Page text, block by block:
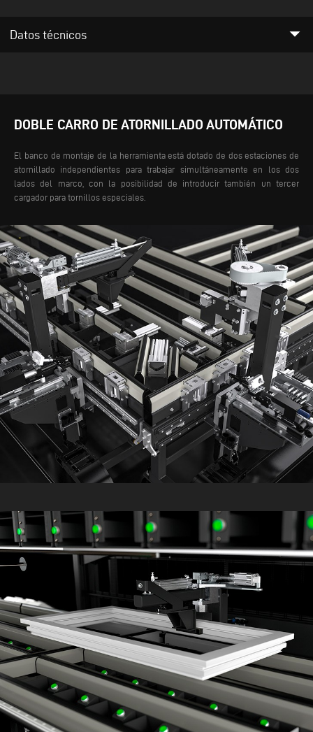
Datos técnicos arrow_drop_down
DOBLE CARRO DE ATORNILLADO AUTOMÁTICO
El banco de montaje de la herramienta está dotado de dos estaciones de
atornillado independientes para trabajar simultáneamente en los dos
lados del marco, con la posibilidad de introducir también un tercer
cargador para tornillos especiales.